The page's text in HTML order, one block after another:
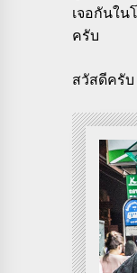
เจอกันใ
ครับ
สวัสดีครับ